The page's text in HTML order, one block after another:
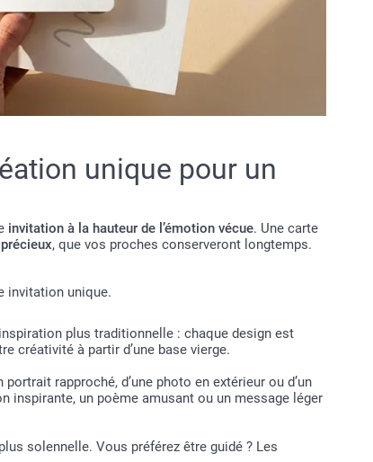
unique pour un
invitation à la hauteur de l’émotion vécue. Une carte
, que vos proches conserveront longtemps.
invitation unique.
plus traditionnelle : chaque design est
créativité à partir d’une base vierge.
rapproché, d’une photo en extérieur ou d’un
inspirante, un poème amusant ou un message léger
solennelle. Vous préférez être guidé ? Les